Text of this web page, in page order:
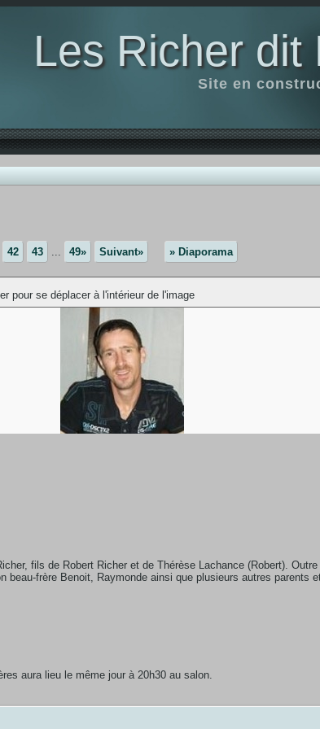
Les Richer dit
Site en
42 43 ... 49» Suivant» » Diaporama
fils de Robert Richer et de Thérèse Lachance (Robert).
frère Benoit, Raymonde ainsi que plusieurs autres parents
aura lieu le même jour à 20h30 au salon.